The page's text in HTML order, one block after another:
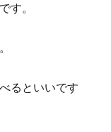
す。
るといいです